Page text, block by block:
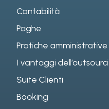
Contabilità
Paghe
Pratiche
I vantaggi
Suite Clienti
Booking